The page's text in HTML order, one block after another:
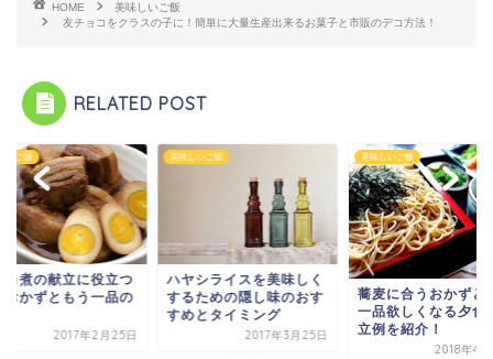
HOME
美味しいご飯
友チョコをクラスの子に！簡単に大量生産出来るお菓子と市販のデコ方法！
RELATED POST
いご飯
角煮の献立に役立つ
おかずともう一品の
2017年2月25日
美味しいご飯
ハヤシライスを美味しく
するための隠し味のおす
すめとタイミング
2017年3月25日
美味しいご飯
蕎麦に合うおかずと
一品欲しくなる夕食
立例を紹介！
2018年4